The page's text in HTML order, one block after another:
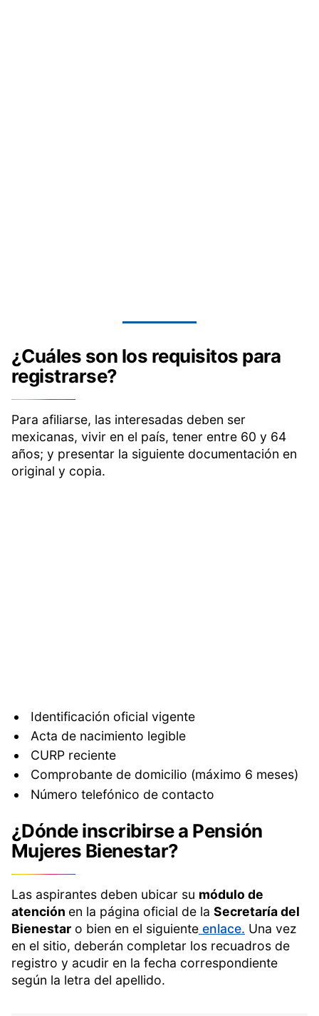
¿Cuáles son los requisitos para
registrarse?
Para afiliarse, las interesadas deben ser
mexicanas, vivir en el país, tener entre 60 y 64
años; y presentar la siguiente documentación en
original y copia.
Identificación oficial vigente
Acta de nacimiento legible
CURP reciente
Comprobante de domicilio (máximo 6 meses)
Número telefónico de contacto
¿Dónde inscribirse a Pensión
Mujeres Bienestar?
Las aspirantes deben ubicar su módulo de
atención en la página oficial de la Secretaría del
Bienestar o bien en el siguiente enlace. Una vez
en el sitio, deberán completar los recuadros de
registro y acudir en la fecha correspondiente
según la letra del apellido.